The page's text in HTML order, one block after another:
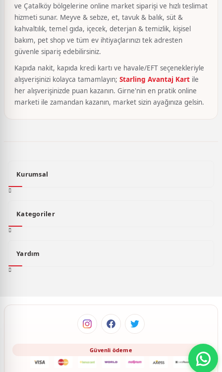
ve Çatalköy bölgelerine online market siparişi ve hızlı teslimat
hizmeti sunar. Meyve & sebze, et, tavuk & balık, süt &
kahvaltılık, temel gıda, içecek, deterjan & temizlik, kişisel
bakım, pet shop ve tüm ev ihtiyaçlarınızı tek adresten
güvenle sipariş edebilirsiniz.
Kapıda nakit, kapıda kredi kartı ve havale/EFT seçenekleriyle
alışverişinizi kolayca tamamlayın; Starling Avantaj Kart ile
her alışverişinizde puan kazanın. Girne'nin en pratik online
marketi ile zamandan kazanın, market sizin ayağınıza gelsin.
Kurumsal
Kategoriler
Yardım